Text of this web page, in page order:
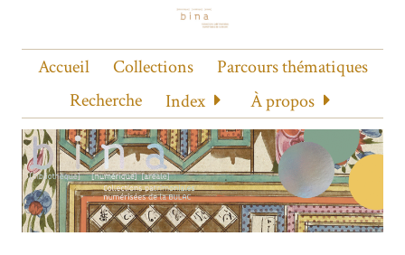
Accueil Collections
Parcours thématiques
Recherche
Index À propos